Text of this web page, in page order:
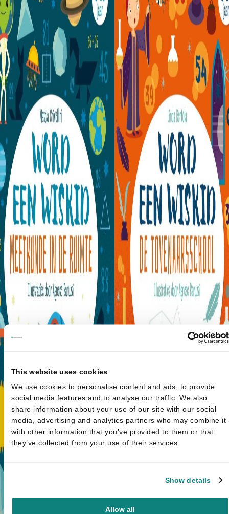
This website uses cookies
We use cookies to personalise content and ads, to provide
social media features and to analyse our traffic. We also
share information about your use of our site with our social
media, advertising and analytics partners who may combine it
with other information that you’ve provided to them or that
they’ve collected from your use of their services.
Show details
Allow all